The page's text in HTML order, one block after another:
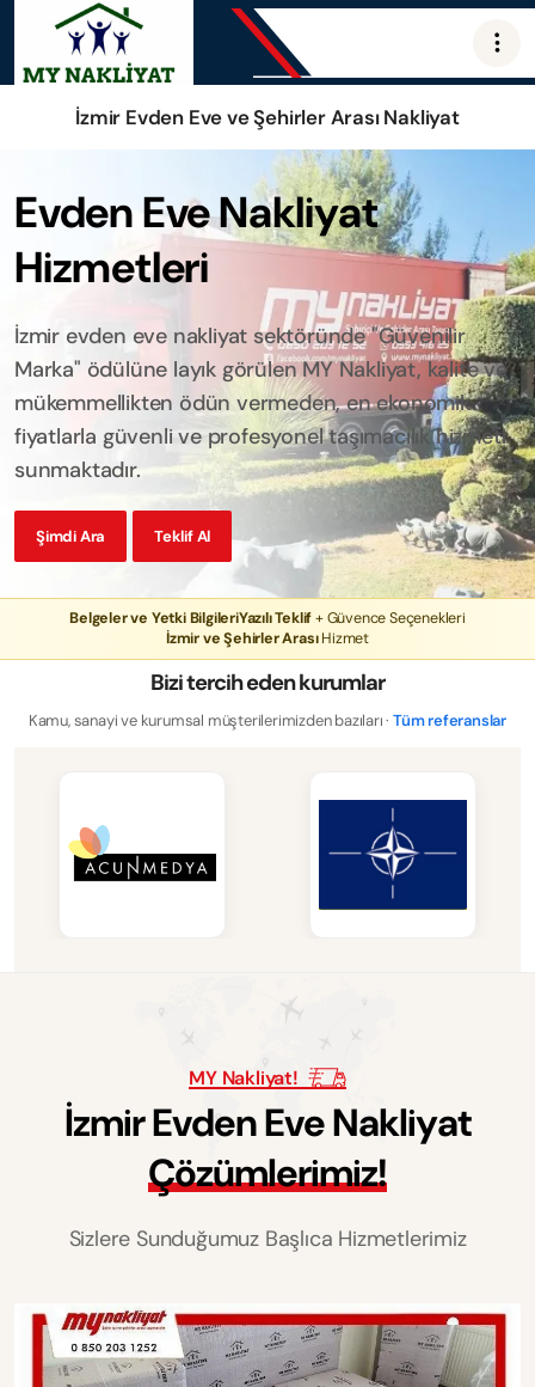
İzmir Evden Eve ve Şehirler Arası Nakliyat
Evden Eve Nakliyat
Hizmetleri
İzmir evden eve nakliyat sektöründe "Güvenilir
Marka" ödülüne layık görülen MY Nakliyat, kalite ve
mükemmellikten ödün vermeden, en ekonomik
fiyatlarla güvenli ve profesyonel taşımacılık hizmeti
sunmaktadır.
Şimdi Ara Teklif Al
Belgeler ve Yetki BilgileriYazılı Teklif+ Güvence Seçenekleri
İzmir ve Şehirler ArasıHizmet
Bizi tercih eden kurumlar
Kamu, sanayi ve kurumsal müşterilerimizden bazıları ·Tüm referanslar
MY Nakliyat!
İzmirEvdenEveNakliyat
Çözümlerimiz!
Sizlere Sunduğumuz Başlıca Hizmetlerimiz